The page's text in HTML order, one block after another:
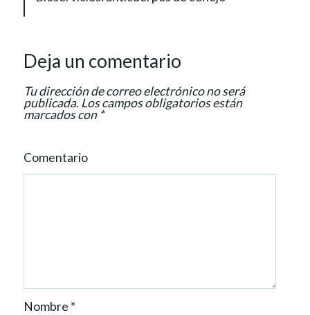
o
n
Deja un comentario
Tu dirección de correo electrónico no será
publicada. Los campos obligatorios están
marcados con *
Comentario
Nombre *